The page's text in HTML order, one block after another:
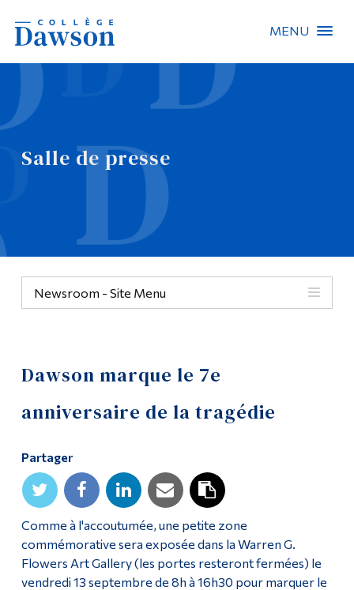
MENU
Salle de presse
Newsroom - Site Menu
Dawson marque le 7e
anniversaire de la tragédie
Partager
Comme à l'accoutumée, une petite zone
commémorative sera exposée dans la Warren G.
Flowers Art Gallery (les portes resteront fermées) le
vendredi 13 septembre de 8h à 16h30 pour marquer le
Recherche sur le site
Recherche de personnes
EN
Omnivox
Liens rapides
Outils
Liens
Programmes
Formation continue
Admissions
La vie à Dawson